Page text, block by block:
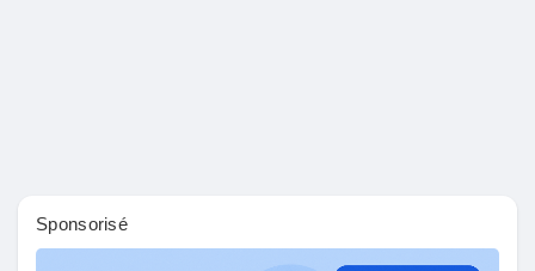
Découvrir Pages
Sponsorisé